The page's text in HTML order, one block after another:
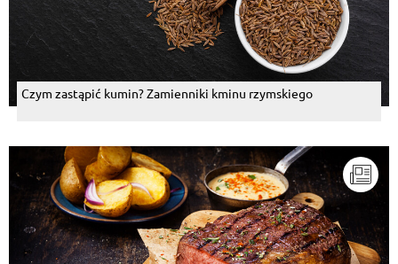
Czym zastąpić kumin? Zamienniki kminu rzymskiego